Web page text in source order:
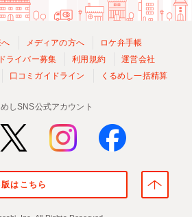
メディアの方へ
ロケ弁手帳
ライバー募集
利用規約
運営会社
口コミガイドライン くるめし一括精算
めしSNS公式アカウント
版はこちら